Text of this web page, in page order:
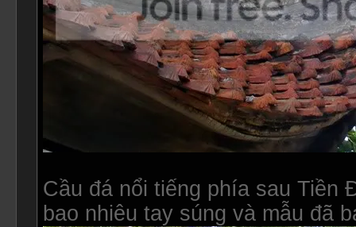
Cầu đá nổi tiếng phía sau
bao nhiêu tay súng và mẫu đã